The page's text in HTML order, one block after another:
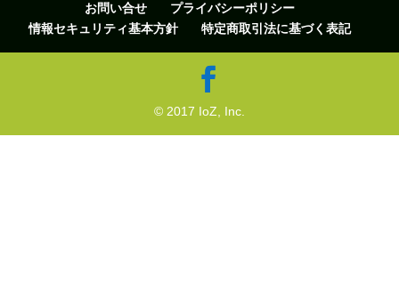
お問い合せ
プライバシーポリシー
情報セキュリティ基本方針
特定商取引法に基づく表記
© 2017 IoZ, Inc.